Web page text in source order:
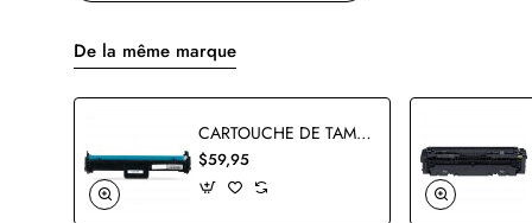
De la même marque
CARTOUCHE DE TAMBOUR CANON 049 2165C001AA COMPATIBLE
$59,95